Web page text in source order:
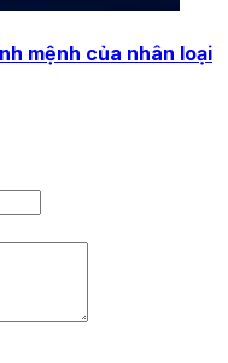
mệnh của nhân loại